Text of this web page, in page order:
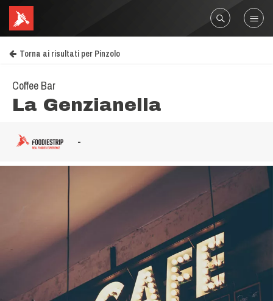
Torna ai risultati per Pinzolo
Coffee Bar
La Genzianella
-